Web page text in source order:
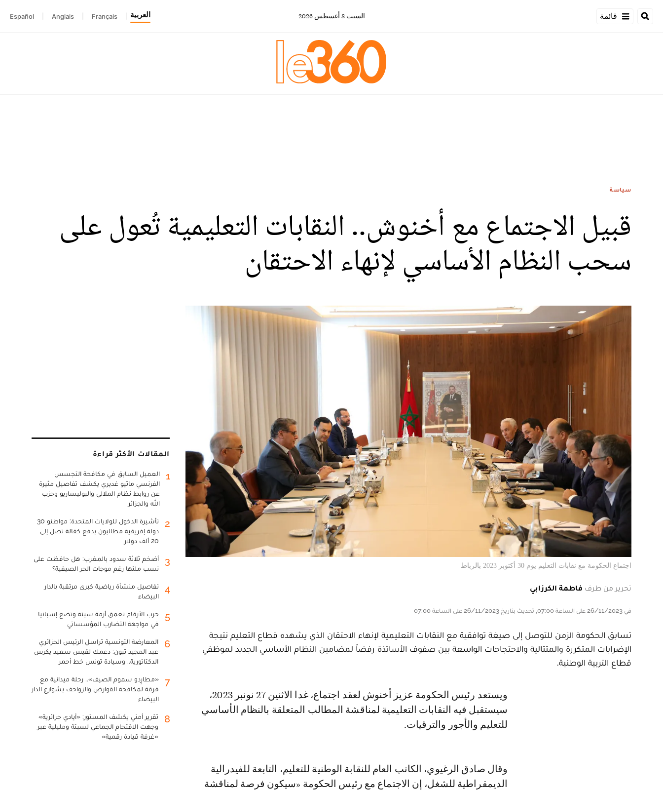
قائمة السبت 8 أغسطس 2026 العربية Français
Anglais
Español
سياسة
قبيل الاجتماع مع أخنوش.. النقابات التعليمية تُعول على
سحب النظام الأساسي لإنهاء الاحتقان
اجتماع الحكومة مع نقابات التعليم يوم 30 أكتوبر 2023 بالرباط
تحرير من طرف فاطمة الكرزابي
في 26/11/2023 على الساعة 07:00, تحديث بتاريخ 26/11/2023 على الساعة 07:00
تسابق الحكومة الزمن للتوصل إلى صيغة توافقية مع النقابات التعليمية لإنهاء الاحتقان الذي يشهده قطاع التعليم نتيجة
الإضرابات المتكررة والمتتالية والاحتجاجات الواسعة بين صفوف الأساتذة رفضاً لمضامين النظام الأساسي الجديد لموظفي
قطاع التربية الوطنية.
ويستعد رئيس الحكومة عزيز أخنوش لعقد اجتماع، غدا الاثنين 27 نونبر 2023،
سيستقبل فيه النقابات التعليمية لمناقشة المطالب المتعلقة بالنظام الأساسي
للتعليم والأجور والترقيات.
وقال صادق الرغيوي، الكاتب العام للنقابة الوطنية للتعليم، التابعة للفيدرالية
الديمقراطية للشغل، إن الاجتماع مع رئيس الحكومة «سيكون فرصة لمناقشة
المقالات الأكثر قراءة
1
العميل السابق في مكافحة التجسس
الفرنسي ماثيو غديري يكشف تفاصيل مثيرة
عن روابط نظام الملالي والبوليساريو وحزب
الله والجزائر
2
تأشيرة الدخول للولايات المتحدة: مواطنو 30
دولة إفريقية مطالبون بدفع كفالة تصل إلى
20 ألف دولار
3
أضخم ثلاثة سدود بالمغرب: هل حافظت على
نسب ملئها رغم موجات الحر الصيفية؟
4
تفاصيل منشأة رياضية كبرى مرتقبة بالدار
البيضاء
5
حرب الأرقام تعمق أزمة سبتة وتضع إسبانيا
في مواجهة التضارب المؤسساتي
6
المعارضة التونسية تراسل الرئيس الجزائري
عبد المجيد تبون: دعمك لقيس سعيد يكرس
الدكتاتورية.. وسيادة تونس خط أحمر
7
«مطارِدو سموم الصيف».. رحلة ميدانية مع
فرقة لمكافحة القوارض والزواحف بشوارع الدار
البيضاء
8
تقرير أمني يكشف المستور: «أيادي جزائرية»
وجهت الاقتحام الجماعي لسبتة ومليلية عبر
«غرفة قيادة رقمية»